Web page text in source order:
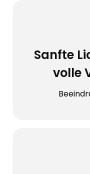
Sanfte
volle